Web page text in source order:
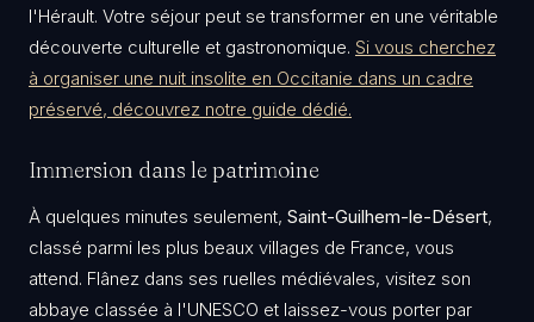
l'Hérault. Votre séjour peut se transformer en une véritable
découverte culturelle et gastronomique. Si vous cherchez
à organiser une nuit insolite en Occitanie dans un cadre
préservé, découvrez notre guide dédié.
​Immersion dans le patrimoine
​À quelques minutes seulement, Saint-Guilhem-le-Désert,
classé parmi les plus beaux villages de France, vous
attend. Flânez dans ses ruelles médiévales, visitez son
abbaye classée à l'UNESCO et laissez-vous porter par